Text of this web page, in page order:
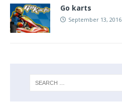
Go karts
September 13, 2016